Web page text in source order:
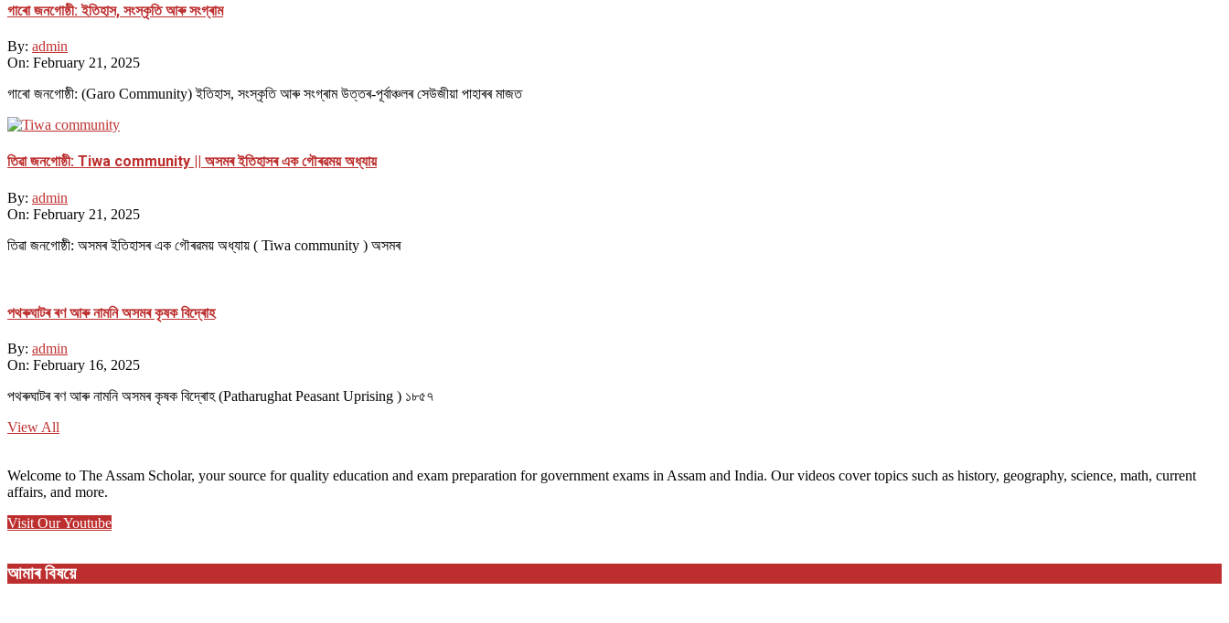
গাৰো জনগোষ্ঠী: ইতিহাস, সংস্কৃতি আৰু সংগ্ৰাম
By: admin
On: February 21, 2025
গাৰো জনগোষ্ঠী: (Garo Community) ইতিহাস, সংস্কৃতি আৰু সংগ্ৰাম উত্তৰ-পূৰ্বাঞ্চলৰ সেউজীয়া পাহাৰৰ মাজত
তিৱা জনগোষ্ঠী: Tiwa community || অসমৰ ইতিহাসৰ এক গৌৰৱময় অধ্যায়
By: admin
On: February 21, 2025
তিৱা জনগোষ্ঠী: অসমৰ ইতিহাসৰ এক গৌৰৱময় অধ্যায় ( Tiwa community ) অসমৰ
পথ​ৰুঘাট​ৰ ৰণ আৰু নামনি অসম​ৰ কৃষক বিদ্ৰোহ​
By: admin
On: February 16, 2025
পথ​ৰুঘাট​ৰ ৰণ আৰু নামনি অসম​ৰ কৃষক বিদ্ৰোহ​ (Patharughat Peasant Uprising ) ১৮৫৭
View All
Welcome to The Assam Scholar, your source for quality education and exam preparation for government exams in Assam and India. Our videos cover topics such as history, geography, science, math, current
affairs, and more.
Visit Our Youtube
আমাৰ বিষয়ে